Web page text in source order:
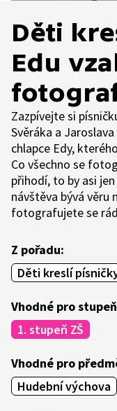
Děti
Edu
Zazpívejte si
Svěráka a
chlapce Edy,
Co všechno se
přihodí, to by asi
návštěva bývá věru
fotografujete se
Z pořadu:
Děti kreslí
Vhodné pro
1. stupeň ZŠ
Vhodné pro
Hudební výchova